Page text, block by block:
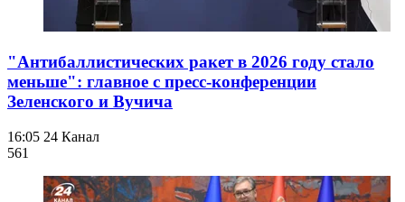
"Антибаллистических ракет в 2026 году стало
меньше": главное с пресс-конференции
Зеленского и Вучича
16:05 24 Канал
561